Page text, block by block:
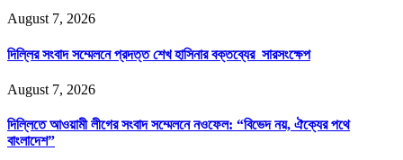
August 7, 2026
দিল্লির সংবাদ সম্মেলনে প্রদত্ত শেখ হাসিনার বক্তব্যের সারসংক্ষেপ
August 7, 2026
দিল্লিতে আওয়ামী লীগের সংবাদ সম্মেলনে নওফেল: “বিভেদ নয়, ঐক্যের পথে
বাংলাদেশ”